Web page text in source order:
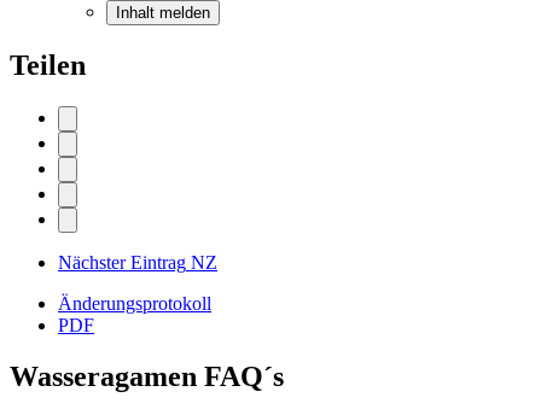
Inhalt melden
Teilen
Nächster Eintrag NZ
Änderungsprotokoll
PDF
Wasseragamen FAQ´s